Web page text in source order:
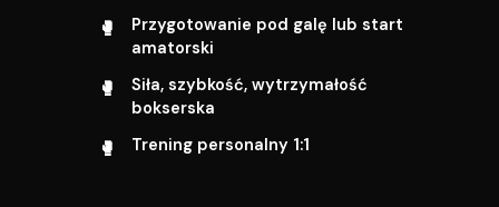
Przygotowanie pod galę lub start
amatorski
Siła, szybkość, wytrzymałość
bokserska
Trening personalny 1:1